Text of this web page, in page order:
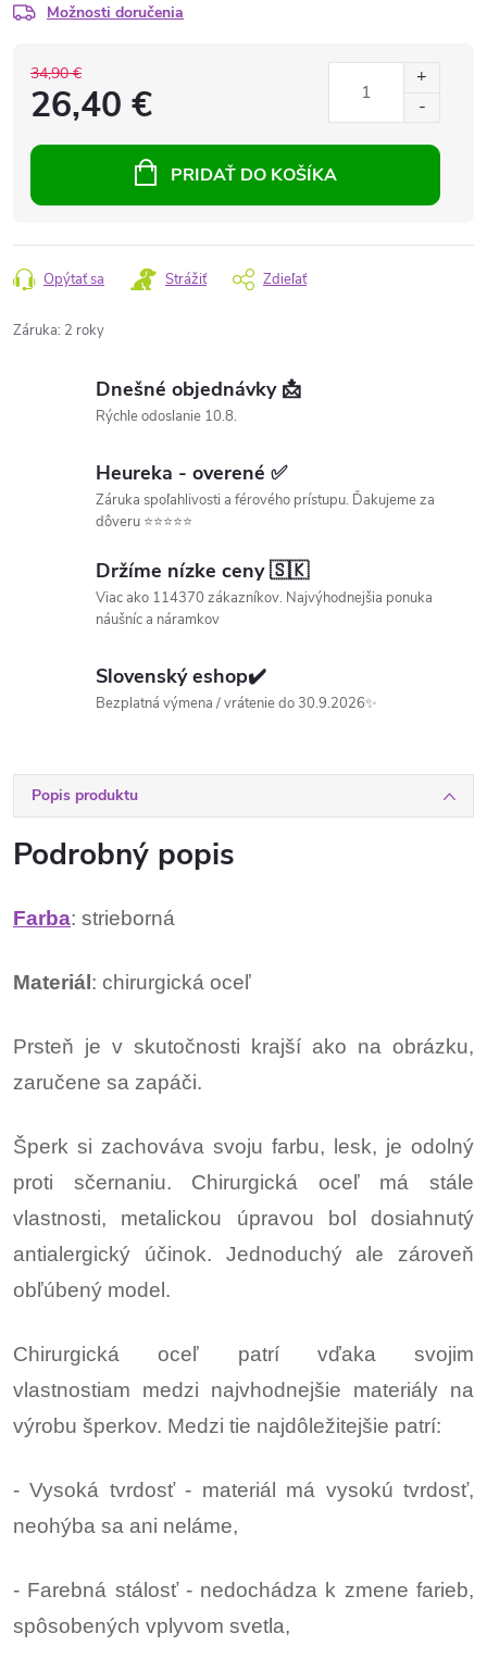
Možnosti doručenia
34,90 €
26,40 €
PRIDAŤ DO KOŠÍKA
Opýtať sa Strážiť Zdieľať
Záruka: 2 roky
Dnešné objednávky 📩
Rýchle odoslanie 10.8.
Heureka - overené ✅
Záruka spoľahlivosti a férového prístupu. Ďakujeme za
dôveru ⭐⭐⭐⭐⭐
Držíme nízke ceny 🇸🇰
Viac ako 114370 zákazníkov. Najvýhodnejšia ponuka
náušníc a náramkov
Slovenský eshop✔️
Bezplatná výmena / vrátenie do 30.9.2026✨
Popis produktu
Podrobný popis
Farba: strieborná
Materiál: chirurgická oceľ
Prsteň je v skutočnosti krajší ako na obrázku,
zaručene sa zapáči.
Šperk si zachováva svoju farbu, lesk, je odolný
proti sčernaniu. Chirurgická oceľ má stále
vlastnosti, metalickou úpravou bol dosiahnutý
antialergický účinok. Jednoduchý ale zároveň
obľúbený model.
Chirurgická oceľ patrí vďaka svojim
vlastnostiam medzi najvhodnejšie materiály na
výrobu šperkov. Medzi tie najdôležitejšie patrí:
- Vysoká tvrdosť - materiál má vysokú tvrdosť,
neohýba sa ani neláme,
- Farebná stálosť - nedochádza k zmene farieb,
spôsobených vplyvom svetla,